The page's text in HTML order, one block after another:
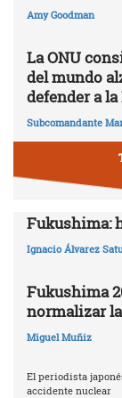
Amy Goodman
La ONU
del mundo
defender a
Subcomandante
Fukushima:
Ignacio Álvarez
Fukushima
normalizar
Miguel Muñiz
El periodista
accidente nuclear